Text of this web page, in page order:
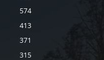
574
413
371
315